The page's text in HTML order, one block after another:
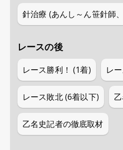
針治療 (あんし～ん笹針師
レースの後
レース勝利！ (1着) レ
レース敗北 (6着以下)
乙名史記者の徹底取材